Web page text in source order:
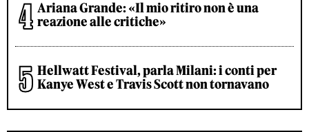
Ariana Grande: «Il mio ritiro non è una
reazione alle critiche»
Hellwatt Festival, parla Milani: i conti per
Kanye West e Travis Scott non tornavano